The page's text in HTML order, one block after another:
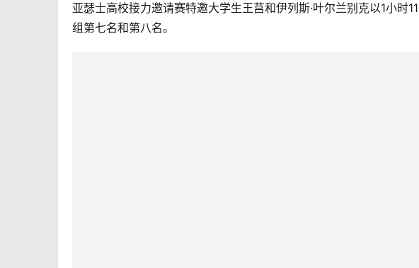
亚瑟士高校接力邀请赛特邀大学生王莒和伊列斯·叶尔兰别克以1小时
组第七名和第八名。